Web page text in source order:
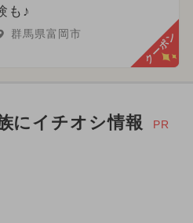
も♪
群馬県富岡市 クーポン
にイチオシ情報 PR